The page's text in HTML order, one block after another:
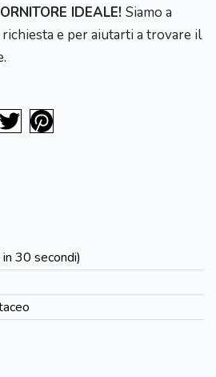
IDEALE! Siamo a
e per aiutarti a trovare il
30 secondi)